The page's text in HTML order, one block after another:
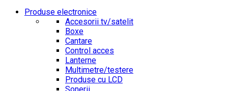
Produse electronice
Accesorii tv/satelit
Boxe
Cantare
Control acces
Lanterne
Multimetre/testere
Produse cu LCD